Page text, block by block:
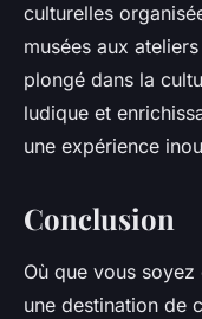
culturelles
musées aux
plongé dans la
ludique et
une expérience
Conclusion
Où que vous
une destination de